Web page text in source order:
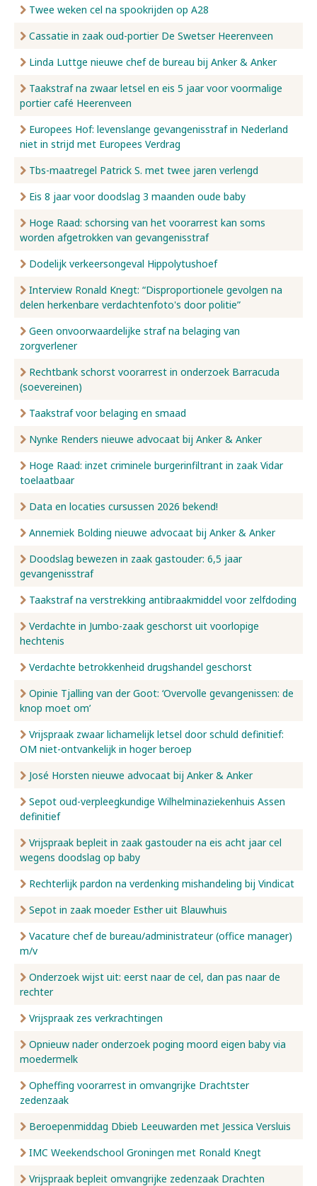
Twee weken cel na spookrijden op A28
Cassatie in zaak oud-portier De Swetser Heerenveen
Linda Luttge nieuwe chef de bureau bij Anker & Anker
Taakstraf na zwaar letsel en eis 5 jaar voor voormalige
portier café Heerenveen
Europees Hof: levenslange gevangenisstraf in Nederland
niet in strijd met Europees Verdrag
Tbs-maatregel Patrick S. met twee jaren verlengd
Eis 8 jaar voor doodslag 3 maanden oude baby
Hoge Raad: schorsing van het voorarrest kan soms
worden afgetrokken van gevangenisstraf
Dodelijk verkeersongeval Hippolytushoef
Interview Ronald Knegt: “Disproportionele gevolgen na
delen herkenbare verdachtenfoto's door politie”
Geen onvoorwaardelijke straf na belaging van
zorgverlener
Rechtbank schorst voorarrest in onderzoek Barracuda
(soevereinen)
Taakstraf voor belaging en smaad
Nynke Renders nieuwe advocaat bij Anker & Anker
Hoge Raad: inzet criminele burgerinfiltrant in zaak Vidar
toelaatbaar
Data en locaties cursussen 2026 bekend!
Annemiek Bolding nieuwe advocaat bij Anker & Anker
Doodslag bewezen in zaak gastouder: 6,5 jaar
gevangenisstraf
Taakstraf na verstrekking antibraakmiddel voor zelfdoding
Verdachte in Jumbo-zaak geschorst uit voorlopige
hechtenis
Verdachte betrokkenheid drugshandel geschorst
Opinie Tjalling van der Goot: ‘Overvolle gevangenissen: de
knop moet om’
Vrijspraak zwaar lichamelijk letsel door schuld definitief:
OM niet-ontvankelijk in hoger beroep
José Horsten nieuwe advocaat bij Anker & Anker
Sepot oud-verpleegkundige Wilhelminaziekenhuis Assen
definitief
Vrijspraak bepleit in zaak gastouder na eis acht jaar cel
wegens doodslag op baby
Rechterlijk pardon na verdenking mishandeling bij Vindicat
Sepot in zaak moeder Esther uit Blauwhuis
Vacature chef de bureau/administrateur (office manager)
m/v
Onderzoek wijst uit: eerst naar de cel, dan pas naar de
rechter
Vrijspraak zes verkrachtingen
Opnieuw nader onderzoek poging moord eigen baby via
moedermelk
Opheffing voorarrest in omvangrijke Drachtster
zedenzaak
Beroepenmiddag Dbieb Leeuwarden met Jessica Versluis
IMC Weekendschool Groningen met Ronald Knegt
Vrijspraak bepleit omvangrijke zedenzaak Drachten